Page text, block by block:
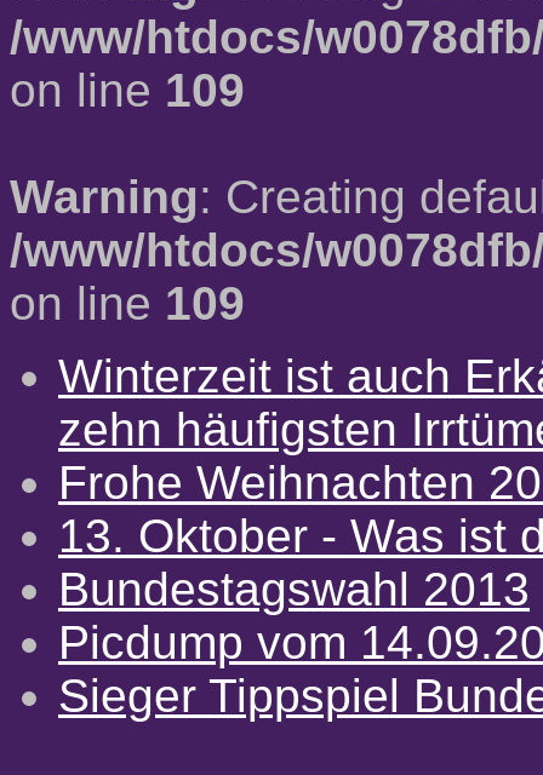
/www/htdocs/
on line 109
Warning: Creating
/www/htdocs/
on line 109
Winterzeit ist auch
zehn häufigsten
Frohe Weihnachten
13. Oktober - Was ist
Bundestagswahl 2013
Picdump vom
Sieger Tippspiel